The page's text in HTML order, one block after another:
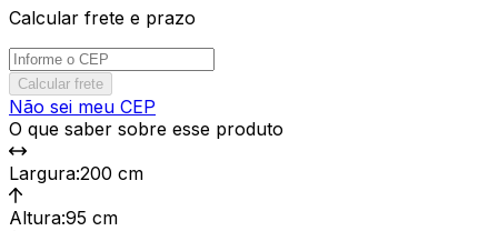
Calcular frete e prazo
Calcular frete
Não sei meu CEP
O que saber sobre esse produto
Largura:200 cm
Altura:95 cm